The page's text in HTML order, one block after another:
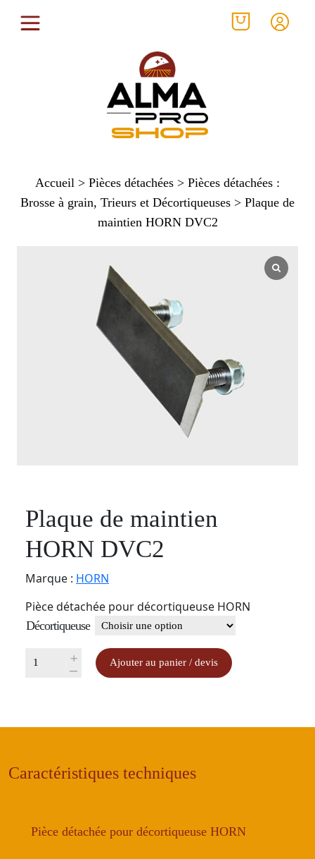
Accueil > Pièces détachées > Pièces détachées :
Brosse à grain, Trieurs et Décortiqueuses > Plaque de
maintien HORN DVC2
Plaque de maintien
HORN DVC2
Marque : HORN
Pièce détachée pour décortiqueuse HORN
Décortiqueuse
quantité
maintien
+
-
Ajouter au panier / devis
Caractéristiques techniques
Pièce détachée pour décortiqueuse HORN